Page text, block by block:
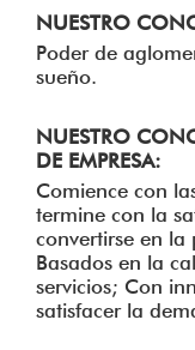
NUESTRO
Poder de
sueño.
NUESTRO
DE EMPRESA:
Comience con
termine con la
convertirse en la
Basados ​​en la
servicios; Con
satisfacer la